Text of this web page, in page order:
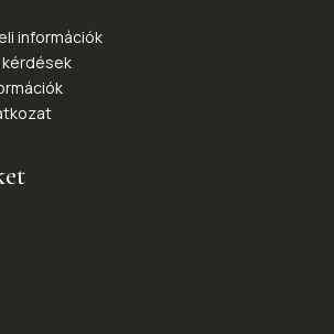
információk
kérdések